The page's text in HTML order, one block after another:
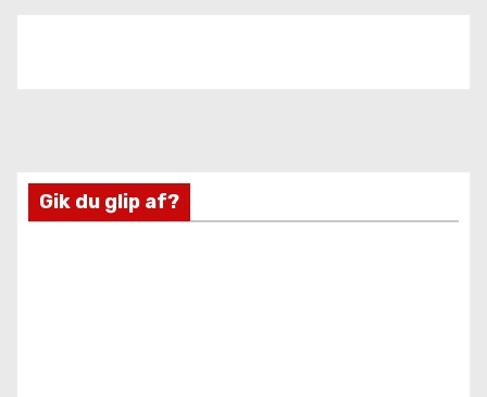
Gik du glip af?